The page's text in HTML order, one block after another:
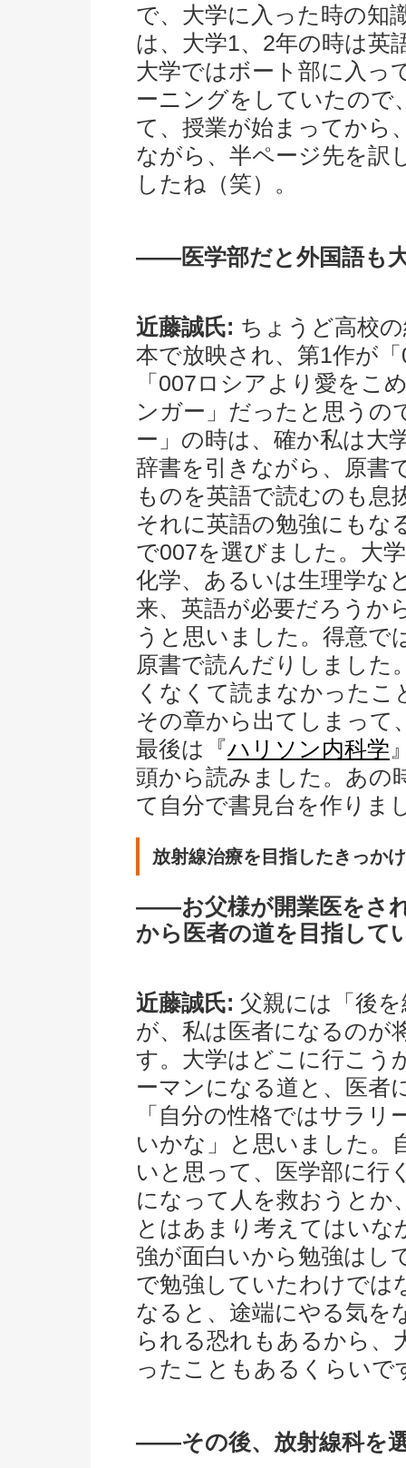
で、大学に入った時の知
は、大学1、2年の時は英
大学ではボート部に入っ
ーニングをしていたので
て、授業が始まってから
ながら、半ページ先を訳
したね（笑）。
――医学部だと外国語も
近藤誠氏: ちょうど高校
本で放映され、第1作が
「007ロシアより愛をこ
ンガー」だったと思うの
ー」の時は、確か私は大
辞書を引きながら、原書
ものを英語で読むのも息
それに英語の勉強にもな
で007を選びました。大
化学、あるいは生理学な
来、英語が必要だろうか
うと思いました。得意で
原書で読んだりしました
くなくて読まなかった
その章から出てしまって
最後は『ハリソン内科学
頭から読みました。あの
て自分で書見台を作りま
放射線治療を目指したきっかけ
――お父様が開業医をさ
から医者の道を目指して
近藤誠氏: 父親には「後
が、私は医者になるのが
す。大学はどこに行こう
ーマンになる道と、医者
「自分の性格ではサラ
いかな」と思いました。
いと思って、医学部に行
になって人を救おうとか
とはあまり考えてはいな
強が面白いから勉強はし
で勉強していたわけでは
なると、途端にやる気を
られる恐れもあるから、
ったこともあるくらいで
――その後、放射線科を